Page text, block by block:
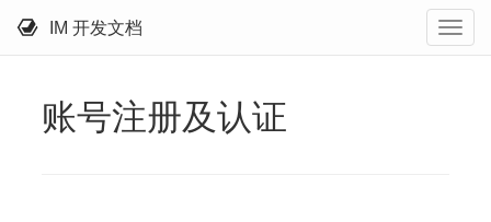
IM 开发文档
账号注册及认证